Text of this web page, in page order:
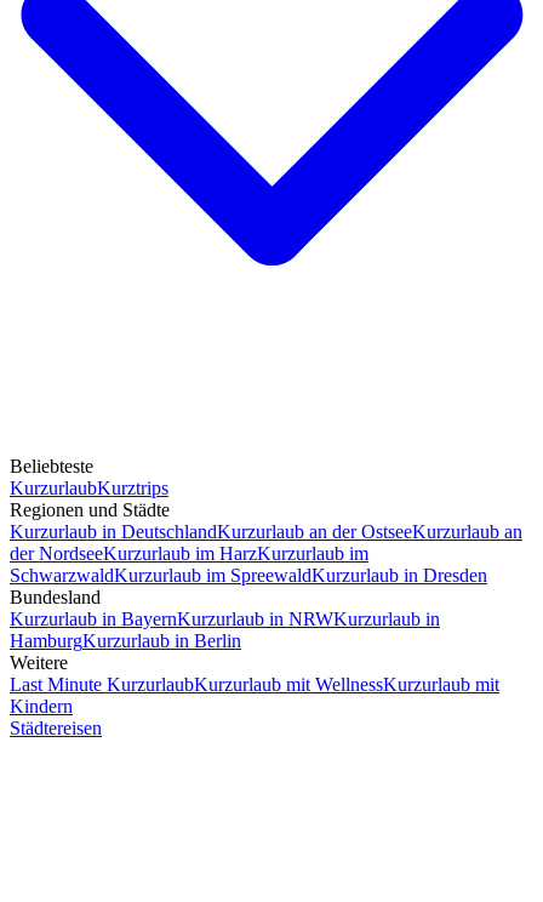
Beliebteste
KurzurlaubKurztrips
Regionen und Städte
Kurzurlaub in DeutschlandKurzurlaub an der OstseeKurzurlaub an
der NordseeKurzurlaub im HarzKurzurlaub im
SchwarzwaldKurzurlaub im SpreewaldKurzurlaub in Dresden
Bundesland
Kurzurlaub in BayernKurzurlaub in NRWKurzurlaub in
HamburgKurzurlaub in Berlin
Weitere
Last Minute KurzurlaubKurzurlaub mit WellnessKurzurlaub mit
Kindern
Städtereisen